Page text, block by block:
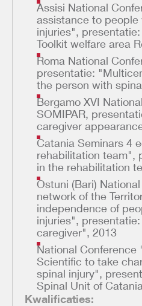
Assisi National
assistance to
injuries",
Toolkit welfare area
Roma National
presentatie:
the person with
Bergamo XVI
SOMIPAR,
caregiver
Catania Seminars 4
rehabilitation team",
in the rehabilitation
Ostuni (Bari)
network of the
independence of
injuries",
caregiver", 2013
National Conference
Scientific to take
spinal injury",
Spinal Unit of
Kwalificaties: